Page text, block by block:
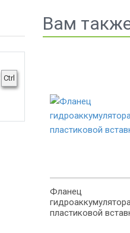
Ctrl
Вам
Фланец
пластиковой